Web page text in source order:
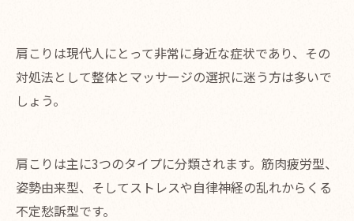
肩こりは現代人にとって非常に身近な症状であり、その
対処法として整体とマッサージの選択に迷う方は多いで
しょう。
肩こりは主に3つのタイプに分類されます。筋肉疲労型、
姿勢由来型、そしてストレスや自律神経の乱れからくる
不定愁訴型です。